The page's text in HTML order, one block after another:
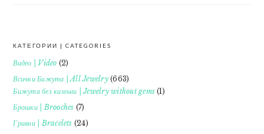
FOOTER
КАТЕГОРИИ | CATEGORIES
Видео | Video (2)
Всички Бижута | All Jewelry(663)
Бижута без камъни | Jewelry without gems (1)
Брошки | Brooches (7)
Гривни | Bracelets (24)